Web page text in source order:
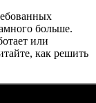
больше.
или
как решить